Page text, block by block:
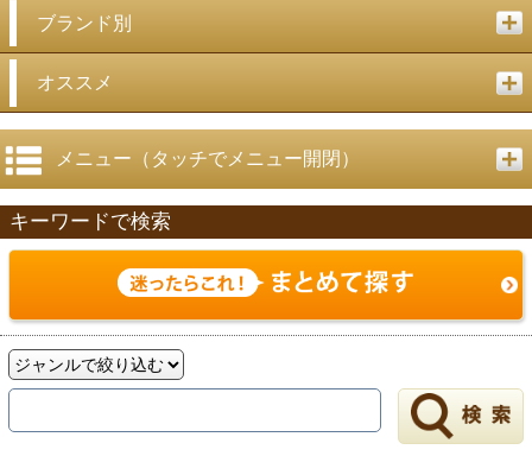
ブランド別
オススメ
メニュー（タッチでメニュー開閉）
キーワードで検索